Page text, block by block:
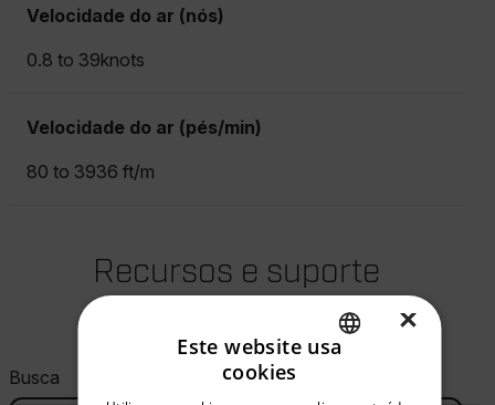
Velocidade do ar (nós)
0.8 to 39knots
Velocidade do ar (pés/min)
80 to 3936 ft/m
Recursos e suporte
Busca
×
Este website usa
cookies